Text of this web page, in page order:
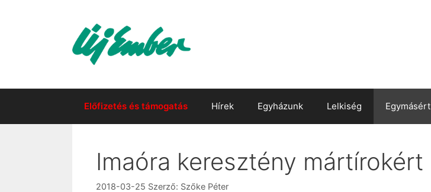
Előfizetés és támogatás Hírek Egyházunk Lelkiség Egymásért
Imaóra keresztény mártírokért
2018-03-25 Szerző: Szőke Péter